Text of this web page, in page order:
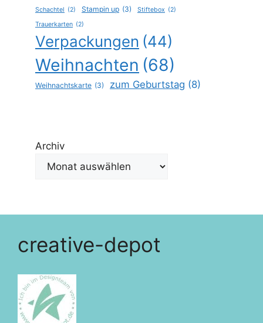
Schachtel (2) Stampin up (3) Stiftebox (2)
Trauerkarten (2)
Verpackungen (44)
Weihnachten (68)
Weihnachtskarte (3) zum Geburtstag (8)
Archiv
creative-depot